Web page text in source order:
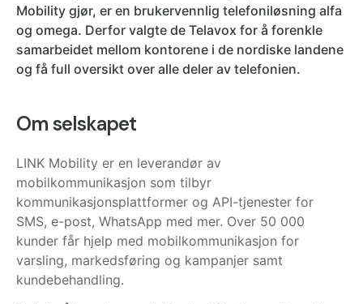
Mobility gjør, er en brukervennlig telefoniløsning alfa
og omega. Derfor valgte de Telavox for å forenkle
samarbeidet mellom kontorene i de nordiske landene
og få full oversikt over alle deler av telefonien.
Om selskapet
LINK Mobility er en leverandør av
mobilkommunikasjon som tilbyr
kommunikasjonsplattformer og API-tjenester for
SMS, e-post, WhatsApp med mer. Over 50 000
kunder får hjelp med mobilkommunikasjon for
varsling, markedsføring og kampanjer samt
kundebehandling.